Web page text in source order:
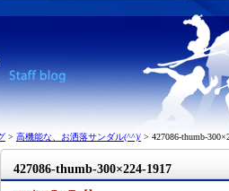
> 高機能な、お洒落サンダル(^^)/ > 427086-thumb-
427086-thumb-300×224-1917